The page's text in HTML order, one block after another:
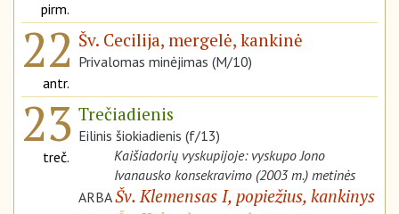
pirm.
22
antr.
Šv. Cecilija, mergelė, kankinė
Privalomas minėjimas (M/10)
23
treč.
Trečiadienis
Eilinis šiokiadienis (f/13)
Kaišiadorių vyskupijoje: vyskupo Jono
Ivanausko konsekravimo (2003 m.) metinės
ARBAŠv. Klemensas I, popiežius, kankinys